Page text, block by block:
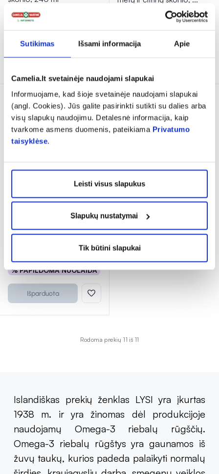
Sutikimas Išsami informacija Apie
Camelia.lt svetainėje naudojami slapukai
Informuojame, kad šioje svetainėje naudojami slapukai
(angl. Cookies). Jūs galite pasirinkti sutikti su dalies arba
visų slapukų naudojimu. Detalesnė informacija, kaip
tvarkome asmens duomenis, pateikiama Privatumo
taisyklėse.
Leisti visus slapukus
Slapukų nustatymai
Tik būtini slapukai
15,74 €*
% PAPILDOMA NUOLAIDA
20,99 €
% PAPILDOMA NUOLAIDA
LYSI maisto papildas
60 kramtomųjų kaps.
Įvertinimas 5.0 iš 5
(4)
% PAPILDOMA NUOLAIDA
Išparduota
Rodoma prekių 11 iš 11
Islandiškas prekių ženklas LYSI yra įkurtas
1938 m. ir yra žinomas dėl produkcijoje
naudojamų Omega-3 riebalų rūgščių.
Omega-3 riebalų rūgštys yra gaunamos iš
žuvų taukų, kurios padeda palaikyti normalų